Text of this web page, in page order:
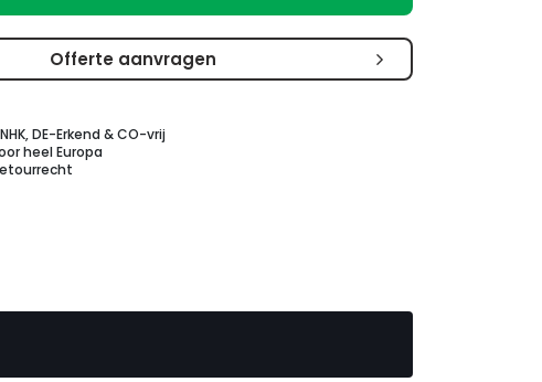
Offerte aanvragen
DE-Erkend & CO-vrij
heel Europa